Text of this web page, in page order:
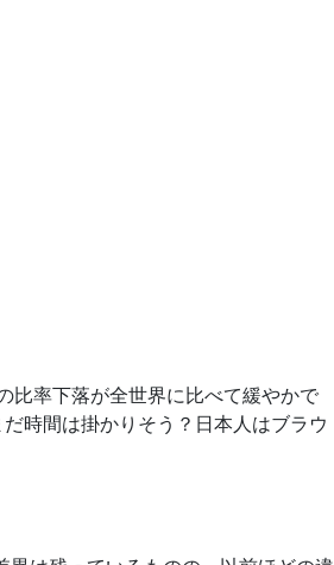
比率下落が全世界に比べて緩やかで
時間は掛かりそう？日本人はブラウ